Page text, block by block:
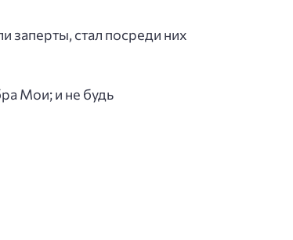
заперты, стал посреди них
Мои; и не будь